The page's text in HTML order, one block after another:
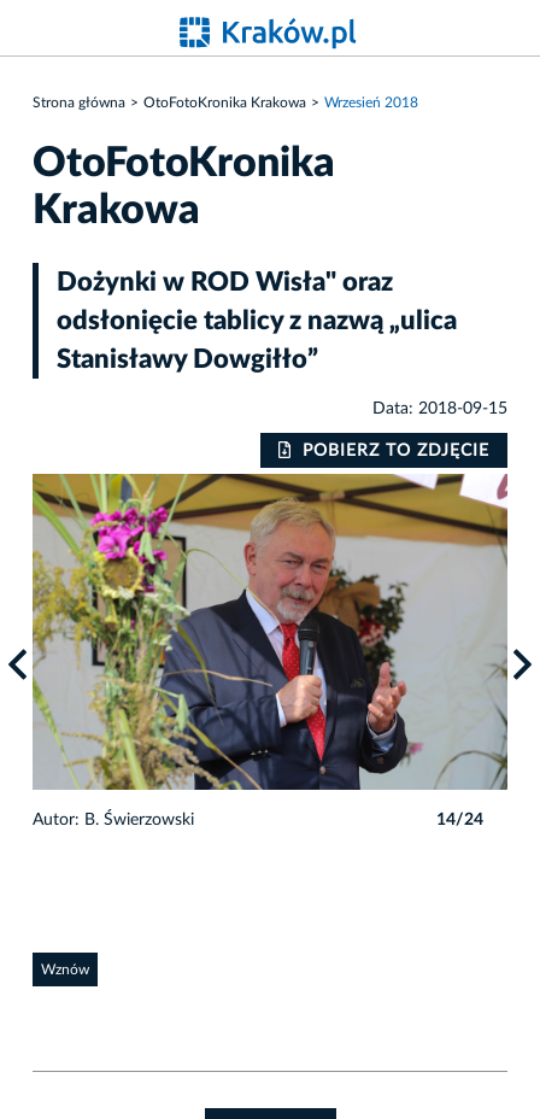
Strona główna OtoFotoKronika Krakowa Wrzesień 2018
OtoFotoKronika
Krakowa
Dożynki w ROD Wisła" oraz
odsłonięcie tablicy z nazwą „ulica
Stanisławy Dowgiłło”
Data: 2018-09-15
POBIERZ TO ZDJĘCIE
Autor: B. Świerzowski 14/24
Wznów